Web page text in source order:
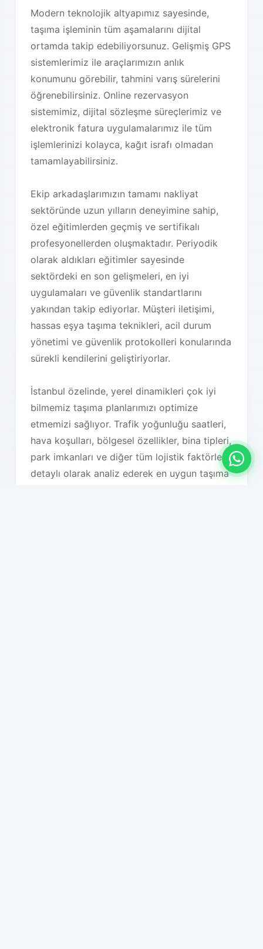
Modern teknolojik altyapımız sayesinde,
taşıma işleminin tüm aşamalarını dijital
ortamda takip edebiliyorsunuz. Gelişmiş GPS
sistemlerimiz ile araçlarımızın anlık
konumunu görebilir, tahmini varış sürelerini
öğrenebilirsiniz. Online rezervasyon
sistemimiz, dijital sözleşme süreçlerimiz ve
elektronik fatura uygulamalarımız ile tüm
işlemlerinizi kolayca, kağıt israfı olmadan
tamamlayabilirsiniz.
Ekip arkadaşlarımızın tamamı nakliyat
sektöründe uzun yılların deneyimine sahip,
özel eğitimlerden geçmiş ve sertifikalı
profesyonellerden oluşmaktadır. Periyodik
olarak aldıkları eğitimler sayesinde
sektördeki en son gelişmeleri, en iyi
uygulamaları ve güvenlik standartlarını
yakından takip ediyorlar. Müşteri iletişimi,
hassas eşya taşıma teknikleri, acil durum
yönetimi ve güvenlik protokolleri konularında
sürekli kendilerini geliştiriyorlar.
İstanbul özelinde, yerel dinamikleri çok iyi
bilmemiz taşıma planlarımızı optimize
etmemizi sağlıyor. Trafik yoğunluğu saatleri,
hava koşulları, bölgesel özellikler, bina tipleri,
park imkanları ve diğer tüm lojistik faktörleri
detaylı olarak analiz ederek en uygun taşıma